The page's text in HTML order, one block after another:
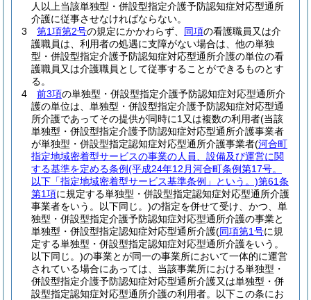
人以上当該単独型・併設型指定介護予防認知症対応型通所
介護に従事させなければならない。
3
第1項第2号の規定にかかわらず、 同項の看護職員又は介
護職員は、利用者の処遇に支障がない場合は、他の単独
型・併設型指定介護予防認知症対応型通所介護の単位の看
護職員又は介護職員として従事することができるものとす
る。
4
前3項の単独型・併設型指定介護予防認知症対応型通所介
護の単位は、単独型・併設型指定介護予防認知症対応型通
所介護であってその提供が同時に1又は複数の利用者(当該
単独型・併設型指定介護予防認知症対応型通所介護事業者
が単独型・併設型指定認知症対応型通所介護事業者(河合町
指定地域密着型サービスの事業の人員、設備及び運営に関
する基準を定める条例(平成24年12月河合町条例第17号。
以下「指定地域密着型サービス基準条例」という。)第61条
第1項に規定する単独型・併設型指定認知症対応型通所介護
事業者をいう。以下同じ。)の指定を併せて受け、かつ、単
独型・併設型指定介護予防認知症対応型通所介護の事業と
単独型・併設型指定認知症対応型通所介護(同項第1号に規
定する単独型・併設型指定認知症対応型通所介護をいう。
以下同じ。)の事業とが同一の事業所において一体的に運営
されている場合にあっては、当該事業所における単独型・
併設型指定介護予防認知症対応型通所介護又は単独型・併
設型指定認知症対応型通所介護の利用者。以下この条にお